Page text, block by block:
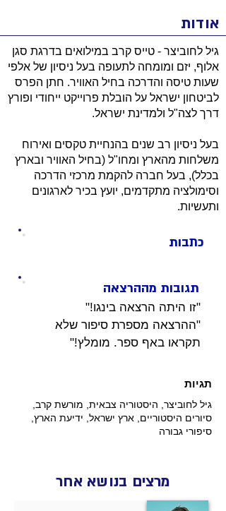
אודות
גיל לחוביצר - טייס קרב במילואים בדרגת סגן
אלוף, יזם ומומחה לתעופה בעל ניסיון של אלפי
שעות טיסה והדרכה בחיל האוויר. חתן הפרס
לביטחון ישראל על הובלת פרוייקט ייחודי ופורץ
דרך לצה"ל ולמדינת ישראל.
בעל ניסיון רב שנים בהנחיית טקסים ואירוח
משלחות מהארץ ומחו"ל (בחיל האוויר ובארץ
בכלל), בעל חברה להקמת מרכזי הדרכה
וסימולציה מתקדמים, יועץ בכיר לארגונים
ותעשיות.
כתבות
תגובות מההרצאה
"זו היתה הרצאה בינגו!"
"ההרצאה מספרת סיפור שלא
תקראו באף ספר. מומלץ!"
תגיות
גיל לחוביצר, היסטוריה צבאית, מורשת קרב,
סיורים היסטוריים, ארץ ישראל, ידיעת הארץ,
סיפורי גבורה
מרצים בנושא אחר